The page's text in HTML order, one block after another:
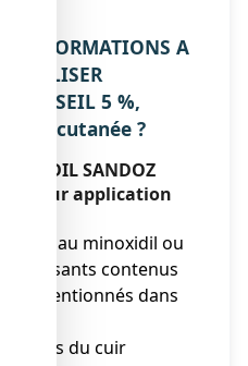
INFORMATIONS A
CONSEIL 5 %,
cutanée ?
SANDOZ
pour application
au minoxidil ou
contenus
mentionnés dans
lésions du cuir